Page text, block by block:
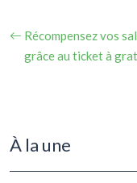
Récompensez vos
grâce au ticket à
À la une